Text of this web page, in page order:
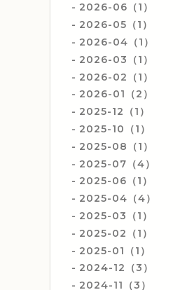
2026-06（1）
2026-05（1）
2026-04（1）
2026-03（1）
2026-02（1）
2026-01（2）
2025-12（1）
2025-10（1）
2025-08（1）
2025-07（4）
2025-06（1）
2025-04（4）
2025-03（1）
2025-02（1）
2025-01（1）
2024-12（3）
2024-11（3）